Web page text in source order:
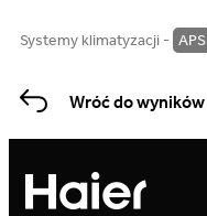
Systemy klimatyzacji - APS
Wróć do wyników